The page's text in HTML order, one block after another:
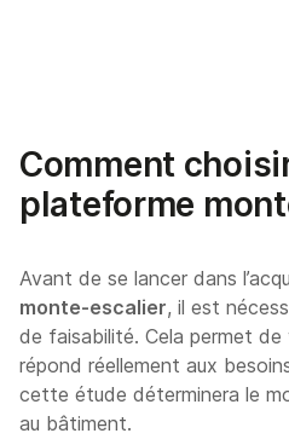
Comment
plateforme
Avant de se lancer dans
monte-escalier, il est
de faisabilité. Cela permet
répond réellement aux
cette étude déterminera le
au bâtiment.